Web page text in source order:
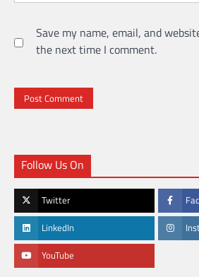
Save my name, email, and
the next time I comment.
Follow Us On
Twitter
LinkedIn
YouTube